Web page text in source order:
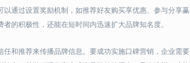
通过设置奖励机制，如推荐好友购买享优惠、参与分享赢
的积极性，还能在短时间内迅速扩大品牌知名度。
和推荐来传播品牌信息。要成功实施口碑营销，企业需要